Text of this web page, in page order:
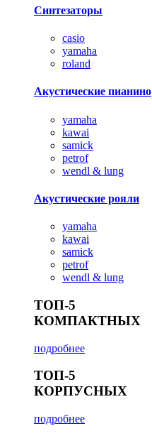
Синтезаторы
casio
yamaha
roland
Акустические пианино
yamaha
kawai
samick
petrof
wendl & lung
Акустические рояли
yamaha
kawai
samick
petrof
wendl & lung
ТОП-5
КОМПАКТНЫХ
подробнее
ТОП-5
КОРПУСНЫХ
подробнее